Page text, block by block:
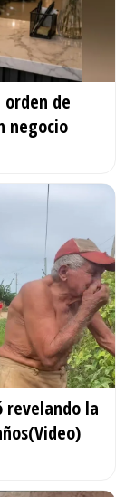
orden de
negocio
revelando la